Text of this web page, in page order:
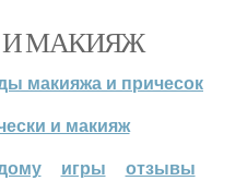
И МАКИЯЖ
макияжа и причесок
и макияж
игры отзывы